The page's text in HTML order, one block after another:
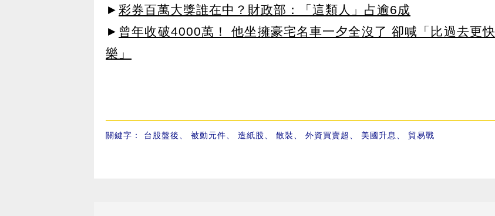
► 彩券百萬大獎誰在中？財政部：「這類人」占逾6成
► 曾年收破4000萬！ 他坐擁豪宅名車一夕全沒了 卻喊「比過去更快
樂」
關鍵字： 台股盤後 被動元件 造紙股 散裝 外資買賣超 美國升息 貿易戰